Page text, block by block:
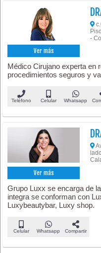
Ver más
-
Médico Cirujano experta en
procedimientos seguros y
Teléfono Celular Whatsapp
Ver más
Grupo Luxx se encarga de
integra se conforman con
Luxybeautybar, Luxy shop.
Celular Whatsapp Compartir